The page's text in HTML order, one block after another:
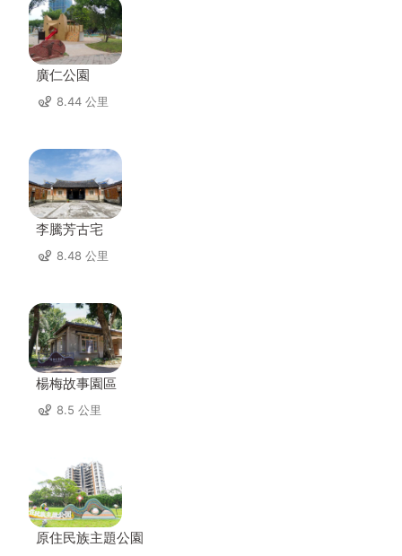
廣仁公園
8.44 公里
李騰芳古宅
8.48 公里
楊梅故事園區
8.5 公里
原住民族主題公園